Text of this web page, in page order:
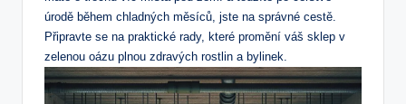
úrodě během chladných měsíců, jste na správné ⁤cestě.
Připravte se na praktické rady, které promění​ váš sklep v
zelenou oázu plnou zdravých rostlin a bylinek.